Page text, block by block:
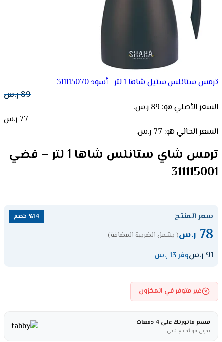
ترمس ستانلس ستيل شاها 1 لتر - أسود 311115070
89ر.س
السعر الأصلي هو: 89 ر.س.
77ر.س
السعر الحالي هو: 77 ر.س.
ترمس شاي ستانلس شاها 1 لتر – فضي
311115001
سعر المنتج ٪14 خصم
78 ر.س( يشمل الضريبة المضافة )
91ر.سوفر 13 ر.س
غير متوفر في المخزون
قسم فاتورتك على 4 دفعات
بدون فوائد مع تابي